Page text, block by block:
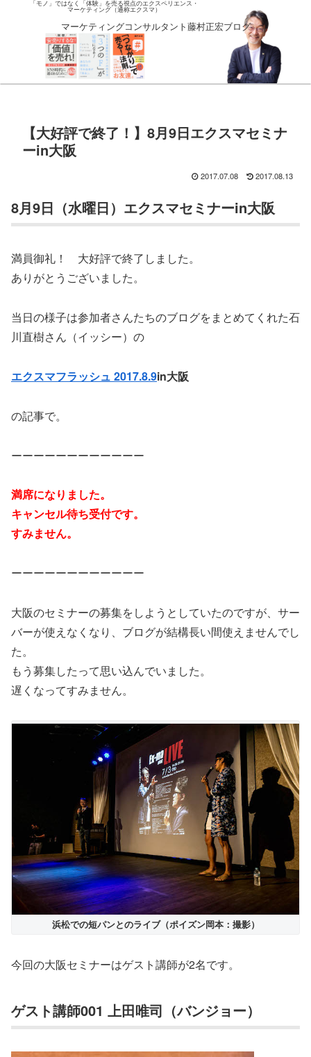
「モノ」ではなく「体験」を売る視点のエクスペリエンス・
マーケティング（通称エクスマ）
マーケティングコンサルタント藤村正宏ブログ
【大好評で終了！】8月9日エクスマセミナ
ーin大阪
2017.07.08 2017.08.13
8月9日（水曜日）エクスマセミナーin大阪
満員御礼！ 大好評で終了しました。
ありがとうございました。
当日の様子は参加者さんたちのブログをまとめてくれた石
川直樹さん（イッシー）の
エクスマフラッシュ 2017.8.9in大阪
の記事で。
ーーーーーーーーーーーー
満席になりました。
キャンセル待ち受付です。
すみません。
ーーーーーーーーーーーー
大阪のセミナーの募集をしようとしていたのですが、サー
バーが使えなくなり、ブログが結構長い間使えませんでし
た。
もう募集したって思い込んでいました。
遅くなってすみません。
浜松での短パンとのライブ（ポイズン岡本：撮影）
今回の大阪セミナーはゲスト講師が2名です。
ゲスト講師001 上田唯司（バンジョー）